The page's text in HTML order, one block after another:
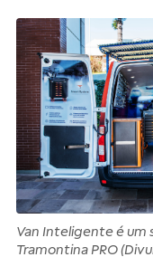
Van Inteligente é um
Tramontina PRO